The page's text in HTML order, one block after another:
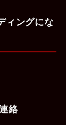
ィングにな
絡